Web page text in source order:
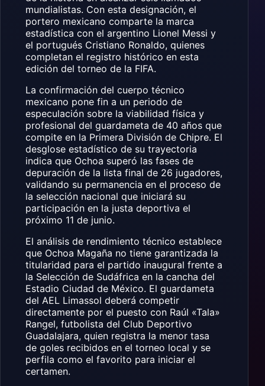
mundialistas. Con esta designación, el
portero mexicano comparte la marca
estadística con el argentino Lionel Messi y
el portugués Cristiano Ronaldo, quienes
completan el registro histórico en esta
edición del torneo de la FIFA.
La confirmación del cuerpo técnico
mexicano pone fin a un periodo de
especulación sobre la viabilidad física y
profesional del guardameta de 40 años que
compite en la Primera División de Chipre. El
desglose estadístico de su trayectoria
indica que Ochoa superó las fases de
depuración de la lista final de 26 jugadores,
validando su permanencia en el proceso de
la selección nacional que iniciará su
participación en la justa deportiva el
próximo 11 de junio.
El análisis de rendimiento técnico establece
que Ochoa Magaña no tiene garantizada la
titularidad para el partido inaugural frente a
la Selección de Sudáfrica en la cancha del
Estadio Ciudad de México. El guardameta
del AEL Limassol deberá competir
directamente por el puesto con Raúl «Tala»
Rangel, futbolista del Club Deportivo
Guadalajara, quien registra la menor tasa
de goles recibidos en el torneo local y se
perfila como el favorito para iniciar el
certamen.